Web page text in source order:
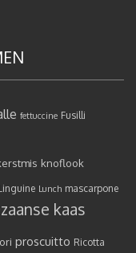
fettuccine Fusilli
knoflook
Lunch mascarpone
kaas
proscuitto Ricotta